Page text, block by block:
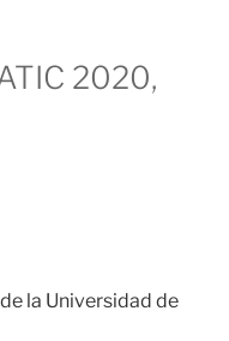
2020,
la Universidad de